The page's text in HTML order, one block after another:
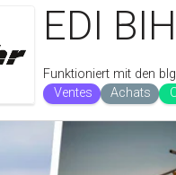
EDI
Funktioniert mit den
Ventes
Achats